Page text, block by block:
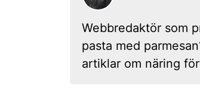
Webbredaktör som
pasta med
artiklar om näring